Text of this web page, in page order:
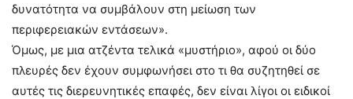
δυνατότητα να συμβάλουν στη μείωση των
περιφερειακών εντάσεων».
Όμως, με μια ατζέντα τελικά «μυστήριο», αφού οι δύο
πλευρές δεν έχουν συμφωνήσει στο τι θα συζητηθεί σε
αυτές τις διερευνητικές επαφές, δεν είναι λίγοι οι ειδικοί